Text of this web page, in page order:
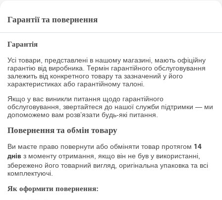
Гарантії та повернення
Гарантія
Усі товари, представлені в нашому магазині, мають офіційну
гарантію від виробника. Термін гарантійного обслуговування
залежить від конкретного товару та зазначений у його
характеристиках або гарантійному талоні.
Якщо у вас виникли питання щодо гарантійного
обслуговування, звертайтеся до нашої служби підтримки — ми
допоможемо вам розв’язати будь-які питання.
Повернення та обмін товару
Ви маєте право повернути або обміняти товар протягом 14
днів з моменту отримання, якщо він не був у використанні,
збережено його товарний вигляд, оригінальна упаковка та всі
комплектуючі.
Як оформити повернення: